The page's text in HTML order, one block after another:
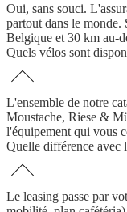
Oui, sans souci.
partout dans le monde.
Belgique et 30 km au-
Quels vélos sont
L'ensemble de notre
Moustache, Riese &
l'équipement qui vous
Quelle différence avec
Le leasing passe par